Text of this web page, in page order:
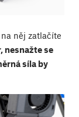
něj zatlačíte
nesnažte se
síla by